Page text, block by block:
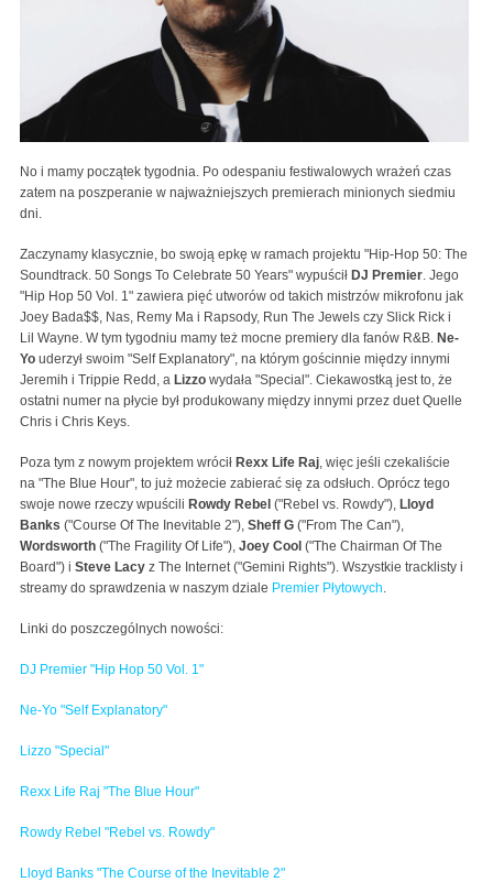
No i mamy początek tygodnia. Po odespaniu festiwalowych wrażeń czas
zatem na poszperanie w najważniejszych premierach minionych siedmiu
dni.
Zaczynamy klasycznie, bo swoją epkę w ramach projektu "Hip-Hop 50: The
Soundtrack. 50 Songs To Celebrate 50 Years" wypuścił DJ Premier. Jego
"Hip Hop 50 Vol. 1" zawiera pięć utworów od takich mistrzów mikrofonu jak
Joey Bada$$, Nas, Remy Ma i Rapsody, Run The Jewels czy Slick Rick i
Lil Wayne. W tym tygodniu mamy też mocne premiery dla fanów R&B. Ne-
Yo uderzył swoim "Self Explanatory", na którym gościnnie między innymi
Jeremih i Trippie Redd, a Lizzo wydała "Special". Ciekawostką jest to, że
ostatni numer na płycie był produkowany między innymi przez duet Quelle
Chris i Chris Keys.
Poza tym z nowym projektem wrócił Rexx Life Raj, więc jeśli czekaliście
na "The Blue Hour", to już możecie zabierać się za odsłuch. Oprócz tego
swoje nowe rzeczy wpuścili Rowdy Rebel ("Rebel vs. Rowdy"), Lloyd
Banks ("Course Of The Inevitable 2"), Sheff G ("From The Can"),
Wordsworth ("The Fragility Of Life"), Joey Cool ("The Chairman Of The
Board") i Steve Lacy z The Internet ("Gemini Rights"). Wszystkie tracklisty i
streamy do sprawdzenia w naszym dziale Premier Płytowych.
Linki do poszczególnych nowości:
DJ Premier "Hip Hop 50 Vol. 1"
Ne-Yo "Self Explanatory"
Lizzo "Special"
Rexx Life Raj "The Blue Hour"
Rowdy Rebel "Rebel vs. Rowdy"
Lloyd Banks "The Course of the Inevitable 2"